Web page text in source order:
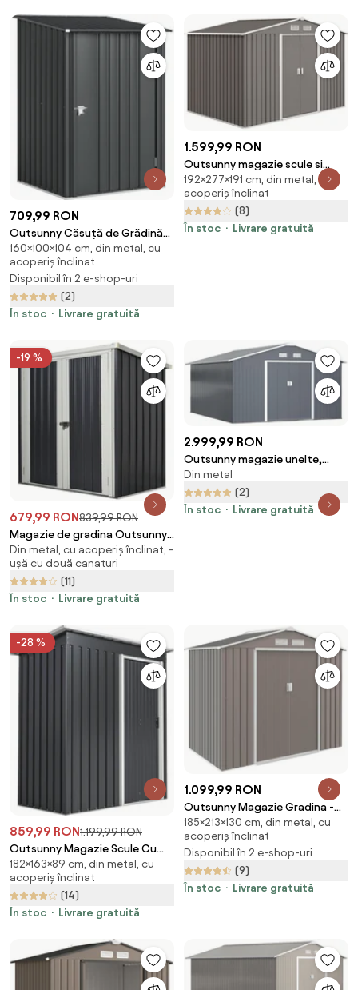
709,99 RON
Outsunny Căsuță de Grădină
0,92m² din Oțel Galvanizat,
Depozit pentru Unelte cu Ușă
Blocabilă și Acoperiș Înclinat,
100x104x160 cm, Gri Închis |
Aosom Romania
160×100×104 cm, din metal, cu
acoperiș înclinat
Disponibil în 2 e-shop-uri
(2)
În stoc
Livrare gratuită
1.599,99 RON
Outsunny magazie scule si
unelte, casuta de gradina din
fier, sopron pentru exterior
277x195x192 cm | Aosom
Romania
192×277×191 cm, din metal, cu
acoperiș înclinat
(8)
În stoc
Livrare gratuită
-19 %
679,99 RON839,99 RON
Magazie de gradina Outsunny
din tabla de otel, sopron cu
usa dubla cu sistem de blocare,
casuta de gradina pentru
unelte, alb-negru | Aosom RO
Din metal, cu acoperiș înclinat, -
ușă cu două canaturi
(11)
În stoc
Livrare gratuită
2.999,99 RON
Outsunny magazie unelte,
sopron din otel galvanizat,
casuta de gradina pentru
unelte de gradina 3.4x3.86x2m |
Din metal
(2)
În stoc
Livrare gratuită
-28 %
859,99 RON1.199,99 RON
Outsunny Magazie Scule Cu
Usa Glisanta Negru Usor De
Montat Cu 6 Compartimente
Stil Modern 163x89x182 cm |
Aosom Romania
182×163×89 cm, din metal, cu
acoperiș înclinat
(14)
În stoc
Livrare gratuită
1.099,99 RON
Outsunny Magazie Gradina -
Căsuță de Grădină Metal
213x130x185 cm cu Uși Glisante |
Aosom Romania
185×213×130 cm, din metal, cu
acoperiș înclinat
Disponibil în 2 e-shop-uri
(9)
În stoc
Livrare gratuită